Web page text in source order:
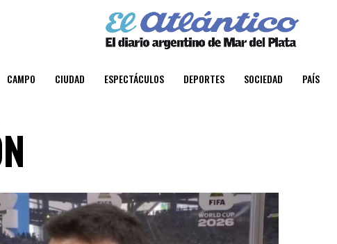
CAMPO CIUDAD ESPECTÁCULOS DEPORTES SOCIEDAD PAÍS